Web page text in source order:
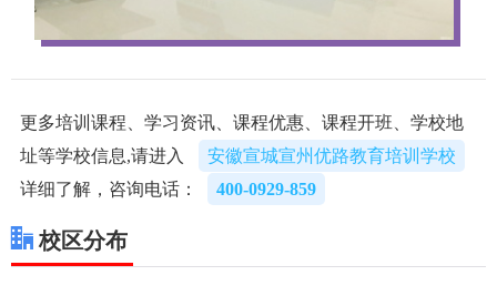
更多培训课程、学习资讯、课程优惠、课程开班、学校地
址等学校信息,请进入
安徽宣城宣州优路教育培训学校
详细了解，咨询电话：
400-0929-859
校区分布